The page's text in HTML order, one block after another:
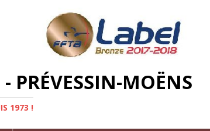
PRÉVESSIN-MOËNS
1973 !